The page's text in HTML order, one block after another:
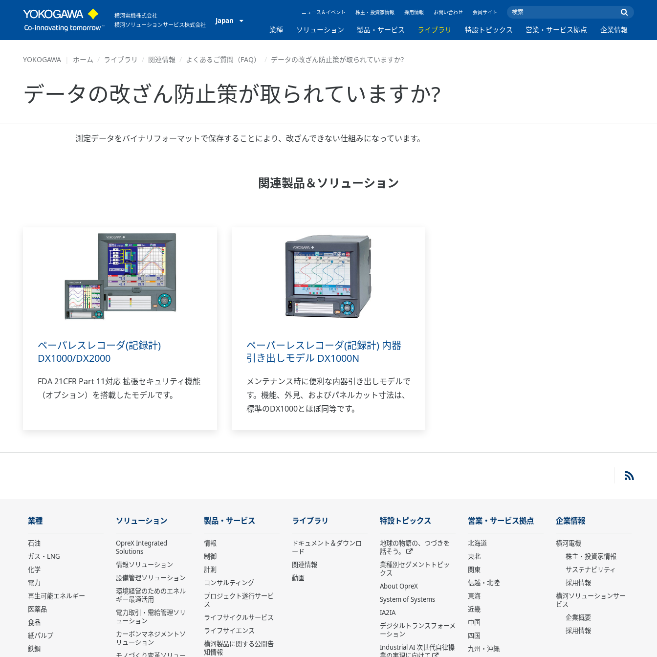
横河電機株式会社
横河ソリューションサービス株式会社
Japan
ニュース＆イベント 株主・投資家情報 採用情報 お問い合わせ 会員サイト
業種 ソリューション 製品・サービス ライブラリ 特設トピックス 営業・サービス拠点 企業情報
YOKOGAWA ホーム ライブラリ 関連情報 よくあるご質問（FAQ） データの改ざん防止策が取られていますか?
データの改ざん防止策が取られていますか?
測定データをバイナリフォーマットで保存することにより、改ざんできない仕組みになっています。
関連製品＆ソリューション
ペーパレスレコーダ(記録計)
DX1000/DX2000
FDA 21CFR Part 11対応 拡張セキュリティ機能
（オプション）を搭載したモデルです。
ペーパーレスレコーダ(記録計) 内器
引き出しモデル DX1000N
メンテナンス時に便利な内器引き出しモデルで
す。機能、外見、およびパネルカット寸法は、
標準のDX1000とほぼ同等です。
業種
石油
ガス・LNG
化学
電力
再生可能エネルギー
医薬品
食品
紙パルプ
鉄鋼
ソリューション
OpreX Integrated
Solutions
情報ソリューション
設備管理ソリューション
環境経営のためのエネル
ギー最適活用
電力取引・需給管理ソリ
ューション
カーボンマネジメントソ
リューション
製品・サービス
情報
制御
計測
コンサルティング
プロジェクト遂行サービ
ス
ライフサイクルサービス
ライフサイエンス
横河製品に関する公開告
知情報
ライブラリ
ドキュメント＆ダウンロ
ード
関連情報
動画
特設トピックス
地球の物語の、つづきを
話そう。
業種別セグメントトピッ
クス
About OpreX
System of Systems
IA2IA
デジタルトランスフォーメ
ーション
Industrial AI 次世代自律操
営業・サービス拠点
北海道
東北
関東
信越・北陸
東海
近畿
中国
四国
九州・沖縄
企業情報
横河電機
株主・投資家情報
サステナビリティ
採用情報
横河ソリューションサー
ビス
企業概要
採用情報